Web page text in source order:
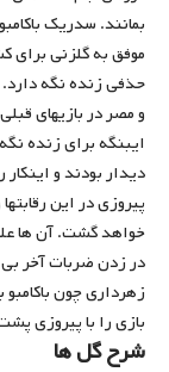
بمانند. سدریک
موفق به گلزنی برای
حذفی زنده نگه دارد.
ایبنگه برای زنده
دیدار بودند و
پیروزی در این
خواهد گشت. آن ها
در زدن ضربات آخر بی
زهرداری چون
بازی را با پیروزی
شرح گل ها